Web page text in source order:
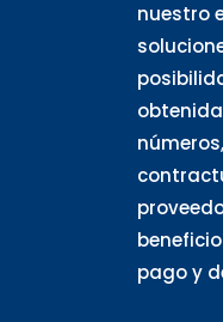
nuestro
pago y